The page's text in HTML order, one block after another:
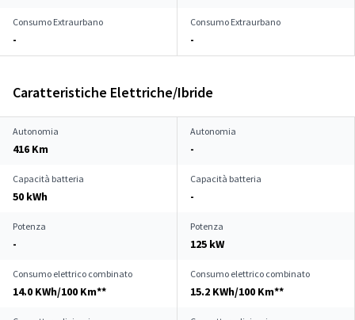
Consumo Extraurbano
-
Consumo Extraurbano
-
Caratteristiche Elettriche/Ibride
Autonomia
416 Km
Autonomia
-
Capacità batteria
50 kWh
Capacità batteria
-
Potenza
-
Potenza
125 kW
Consumo elettrico combinato
14.0 KWh/100 Km**
Consumo elettrico combinato
15.2 KWh/100 Km**